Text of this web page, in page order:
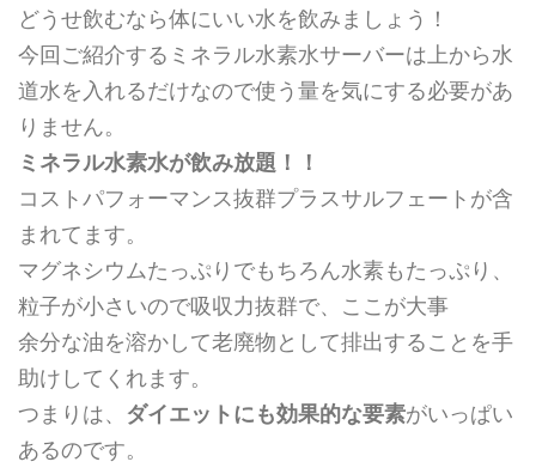
どうせ飲むなら体にいい水を飲みましょう！
今回ご紹介するミネラル水素水サーバーは上から水
道水を入れるだけなので使う量を気にする必要があ
りません。
ミネラル水素水が飲み放題！！
コストパフォーマンス抜群プラスサルフェートが含
まれてます。
マグネシウムたっぷりでもちろん水素もたっぷり、
粒子が小さいので吸収力抜群で、ここが大事
余分な油を溶かして老廃物として排出することを手
助けしてくれます。
つまりは、 ダイエットにも効果的な要素がいっぱい
あるのです。